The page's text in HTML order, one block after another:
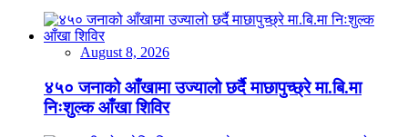
August 8, 2026
४५० जनाको आँखामा उज्यालो छर्दै माछापुच्छ्रे मा.बि.मा
निःशुल्क आँखा शिविर